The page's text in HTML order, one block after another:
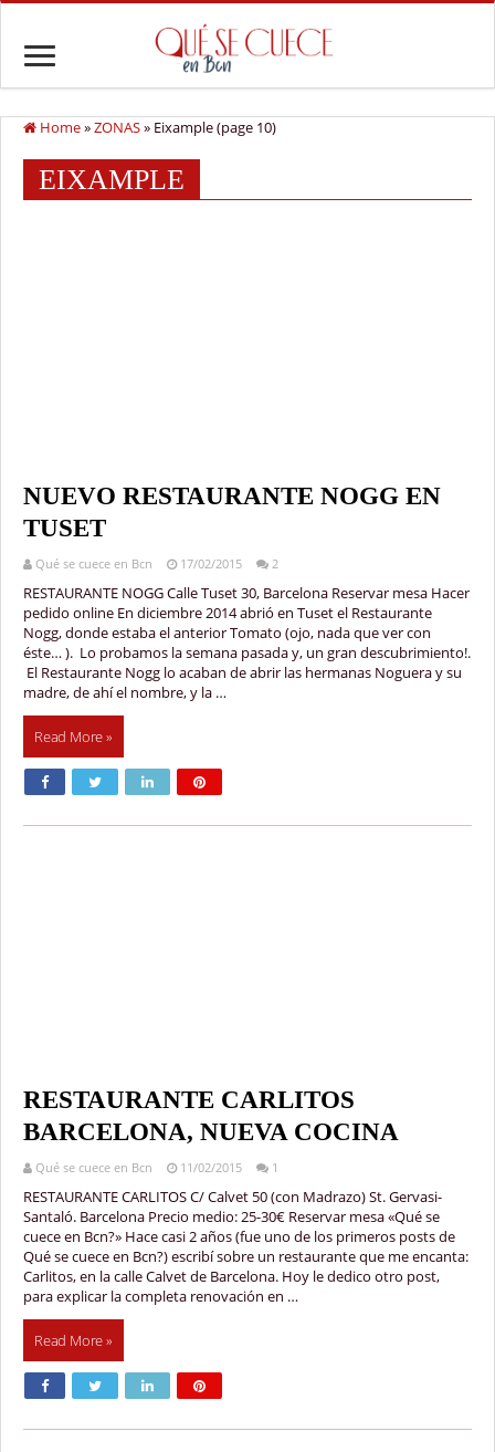
Home»ZONAS» Eixample (page 10)
EIXAMPLE
NUEVO RESTAURANTE NOGG EN
TUSET
Qué se cuece en Bcn 17/02/2015 2
RESTAURANTE NOGG Calle Tuset 30, Barcelona Reservar mesa Hacer
pedido online En diciembre 2014 abrió en Tuset el Restaurante
Nogg, donde estaba el anterior Tomato (ojo, nada que ver con
éste… ). Lo probamos la semana pasada y, un gran descubrimiento!.
El Restaurante Nogg lo acaban de abrir las hermanas Noguera y su
madre, de ahí el nombre, y la …
Read More »
RESTAURANTE CARLITOS
BARCELONA, NUEVA COCINA
Qué se cuece en Bcn 11/02/2015 1
RESTAURANTE CARLITOS C/ Calvet 50 (con Madrazo) St. Gervasi-
Santaló. Barcelona Precio medio: 25-30€ Reservar mesa «Qué se
cuece en Bcn?» Hace casi 2 años (fue uno de los primeros posts de
Qué se cuece en Bcn?) escribí sobre un restaurante que me encanta:
Carlitos, en la calle Calvet de Barcelona. Hoy le dedico otro post,
para explicar la completa renovación en …
Read More »